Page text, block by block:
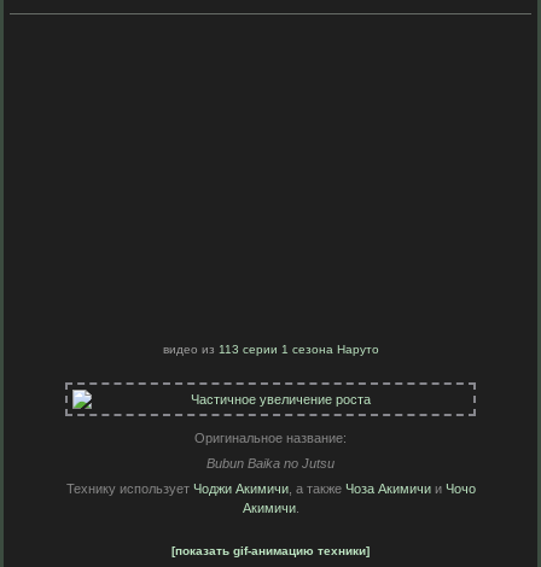
видео из 113 серии 1 сезона Наруто
Оригинальное название:
Bubun Baika no Jutsu
Технику использует Чоджи Акимичи, а также Чоза Акимичии Чочо
Акимичи.
[показать gif-анимацию техники]